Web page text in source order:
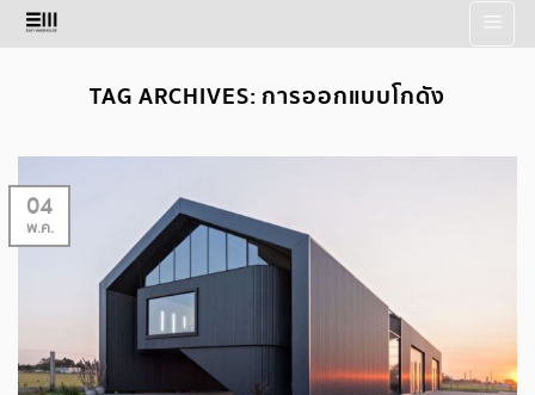
Skip
to
TAG ARCHIVES:การออกแบบโกดัง
04
พ.ค.